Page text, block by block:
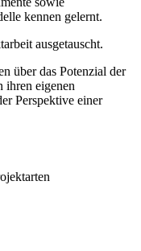
kennen gelernt.
ausgetauscht.
über das Potenzial der
ihren eigenen
Perspektive einer